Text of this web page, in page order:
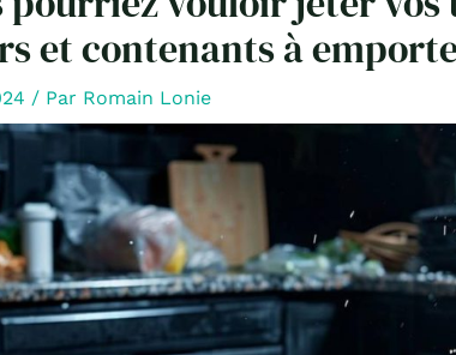
et contenants à
/ Par Romain Lonie